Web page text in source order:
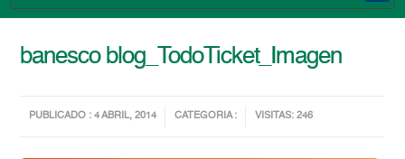
banesco blog_TodoTicket_Imagen
PUBLICADO : 4 ABRIL, 2014 CATEGORIA : VISITAS: 246